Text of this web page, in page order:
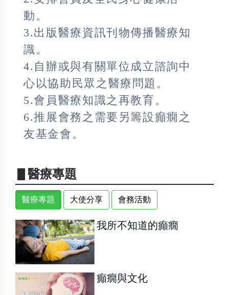
動。
3.出版醫療資訊刊物傳播醫療知
識。
4.自辦或與有關單位成立諮詢中
心以協助民眾之醫療問題。
5.會員醫療知識之再教育。
6.推展會務之需要另籌設癲癇之
友基金會。
▋醫療專題
醫療專題 大使分享 會務活動
我所不知道的癲癇
癲癇與文化